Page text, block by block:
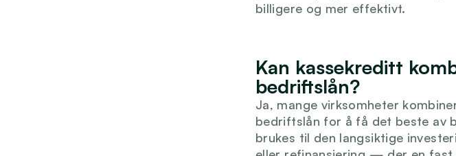
billigere og mer effektivt.
Kan kassekreditt
bedriftslån?
Ja, mange virksomheter
bedriftslån for å få det beste av
brukes til den langsiktige